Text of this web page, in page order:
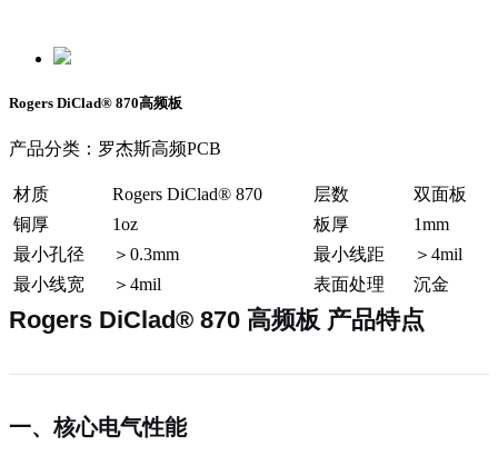
Rogers DiClad® 870高频板
产品分类：罗杰斯高频PCB
材质 Rogers DiClad® 870 层数
双面板
铜厚
1oz 板厚
1mm
最小孔径
＞0.3mm 最小线距
＞4mil
最小线宽
＞4mil 表面处理 沉金
Rogers DiClad® 870 高频板 产品特点
一、核心电气性能